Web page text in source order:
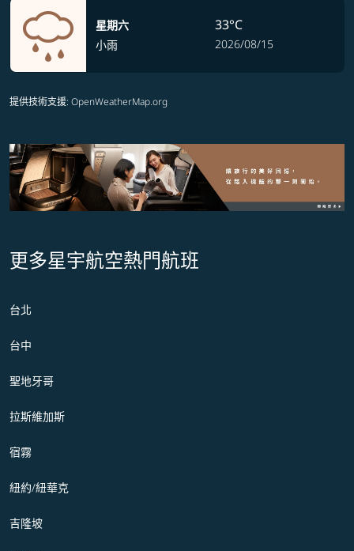
星期六
小雨
33°C
2026/08/15
提供技術支援: OpenWeatherMap.org
更多星宇航空熱門航班
台北
台中
聖地牙哥
拉斯維加斯
宿霧
紐約/紐華克
吉隆坡